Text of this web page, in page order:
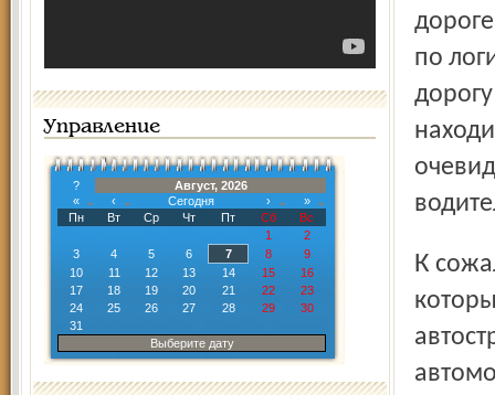
Управление
?
Август, 2026
«
‹ Сегодня ›
»
Пн
Вт Ср Чт Пт Сб
Вс
1
2
3
4 5 6 7 8
9
10
11 12 13 14 15
16
17
18 19 20 21 22
23
24
25 26 27 28 29
30
31
Выберите дату
по
К сожалению, футболисты ехали не на КрАЗе, а на джипе,